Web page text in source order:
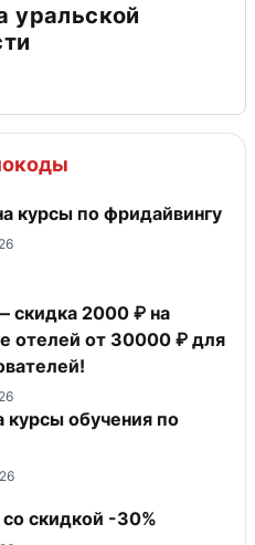
уральской
курсы по фридайвингу
скидка 2000 ₽ на
отелей от 30000 ₽ для
курсы обучения по
скидкой -30%